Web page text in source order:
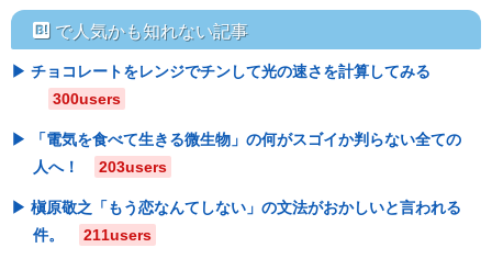
hatebu で人気かも知れない記事
チョコレートをレンジでチンして光の速さを計算してみる
300users
「電気を食べて生きる微生物」の何がスゴイか判らない全ての
人へ！
203users
槇原敬之「もう恋なんてしない」の文法がおかしいと言われる
件。
211users